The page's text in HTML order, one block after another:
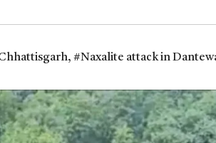
, #Naxalite attack in